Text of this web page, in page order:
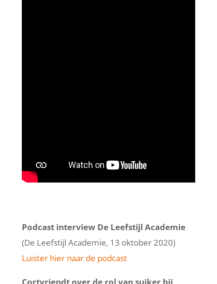
Podcast interview De Leefstijl Academie
(De Leefstijl Academie, 13 oktober 2020)
Luister hier naar de podcast